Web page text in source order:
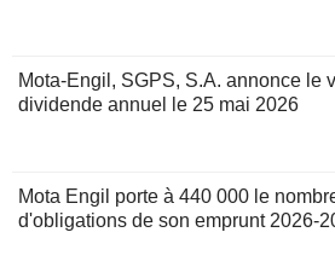
Mota-Engil, SGPS, S.A. annonce le
dividende annuel le 25 mai 2026
Mota Engil porte à 440 000 le
d'obligations de son emprunt 2026-